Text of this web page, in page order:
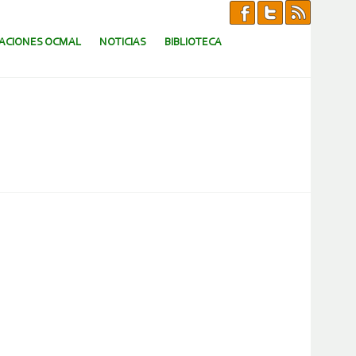
OCMAL NOTICIAS BIBLIOTECA